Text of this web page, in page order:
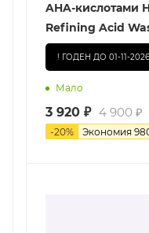
AHA-кислотами
Refining Acid
! ГОДЕН ДО 01-11-2026
Мало
3 920 ₽ 4 900 ₽
-20% Экономия